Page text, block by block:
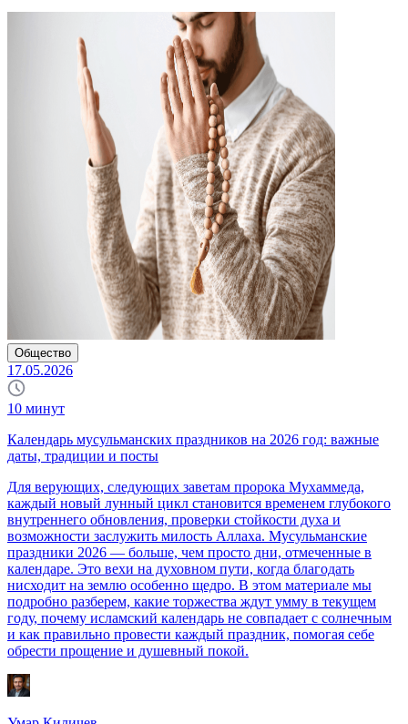
Общество
17.05.2026
10 минут
Календарь мусульманских праздников на 2026 год: важные
даты, традиции и посты
Для верующих, следующих заветам пророка Мухаммеда,
каждый новый лунный цикл становится временем глубокого
внутреннего обновления, проверки стойкости духа и
возможности заслужить милость Аллаха. Мусульманские
праздники 2026 — больше, чем просто дни, отмеченные в
календаре. Это вехи на духовном пути, когда благодать
нисходит на землю особенно щедро. В этом материале мы
подробно разберем, какие торжества ждут умму в текущем
году, почему исламский календарь не совпадает с солнечным
и как правильно провести каждый праздник, помогая себе
обрести прощение и душевный покой.